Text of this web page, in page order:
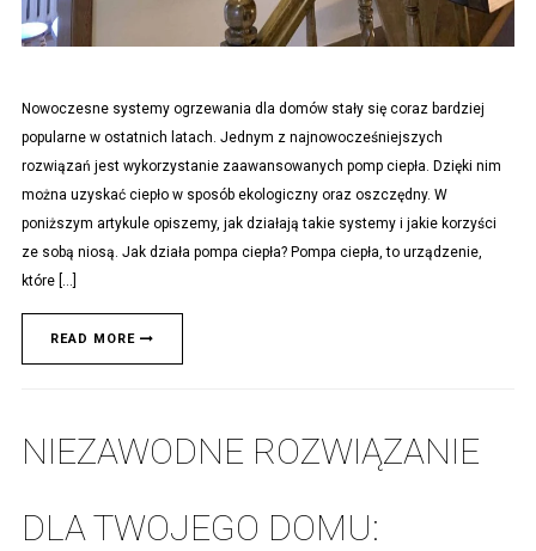
Nowoczesne systemy ogrzewania dla domów stały się coraz bardziej
popularne w ostatnich latach. Jednym z najnowocześniejszych
rozwiązań jest wykorzystanie zaawansowanych pomp ciepła. Dzięki nim
można uzyskać ciepło w sposób ekologiczny oraz oszczędny. W
poniższym artykule opiszemy, jak działają takie systemy i jakie korzyści
ze sobą niosą. Jak działa pompa ciepła? Pompa ciepła, to urządzenie,
które […]
READ MORE
NIEZAWODNE ROZWIĄZANIE
DLA TWOJEGO DOMU: